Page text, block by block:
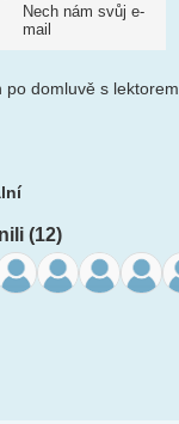
Nech nám svůj e-
mail
po domluvě s lektorem
(12)